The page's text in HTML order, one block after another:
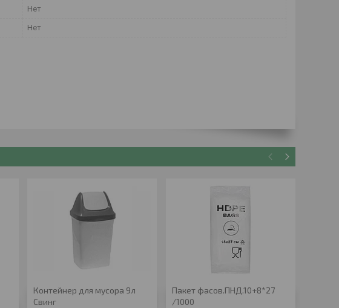
Нет
Нет
Контейнер для мусора 9л
Свинг
Пакет фасов.ПНД.10+8*27
/1000